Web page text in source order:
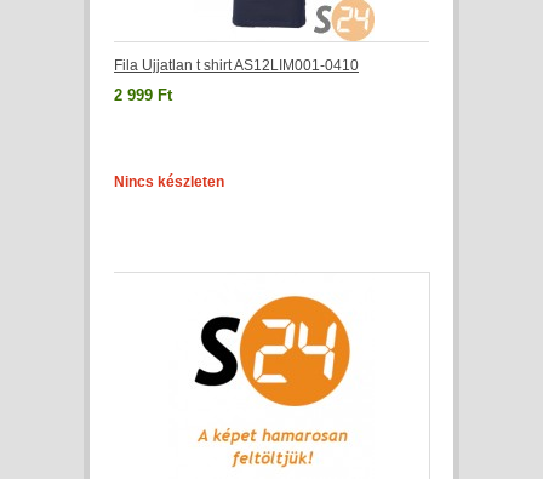
Fila Ujjatlan t shirt AS12LIM001-0410
2 999 Ft
Nincs készleten